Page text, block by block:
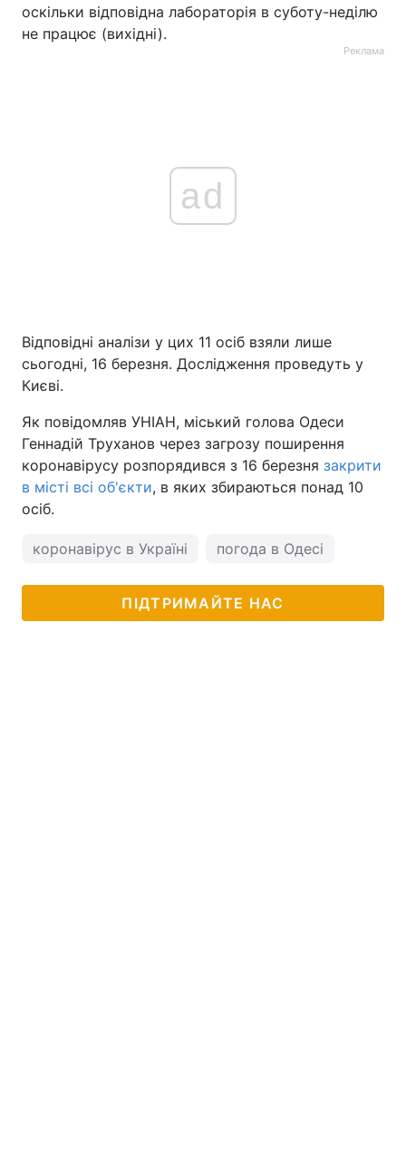
оскільки відповідна лабораторія в суботу-неділю
не працює (вихідні).
Реклама
ad
Відповідні аналізи у цих 11 осіб взяли лише
сьогодні, 16 березня. Дослідження проведуть у
Києві.
Як повідомляв УНІАН, міський голова Одеси
Геннадій Труханов через загрозу поширення
коронавірусу розпорядився з 16 березня закрити
в місті всі об'єкти, в яких збираються понад 10
осіб.
коронавірус в Україні погода в Одесі
ПІДТРИМАЙТЕ НАС